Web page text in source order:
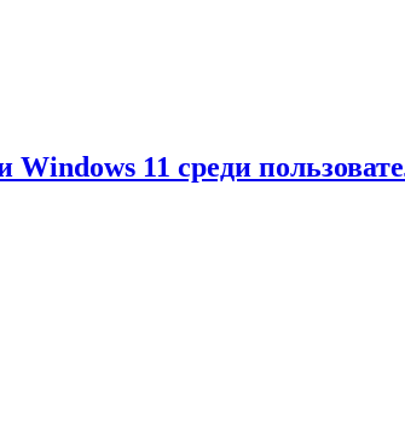
11 среди